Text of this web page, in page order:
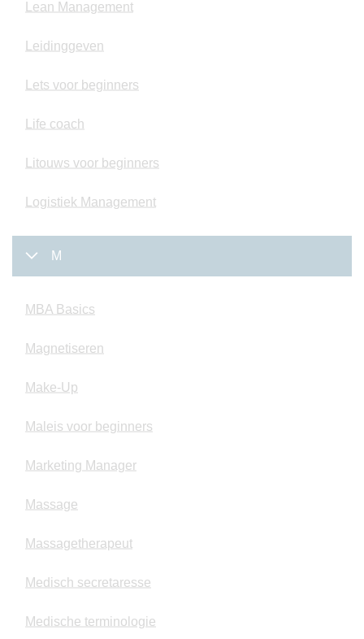
Lean Management
Leidinggeven
Lets voor beginners
Life coach
Litouws voor beginners
Logistiek Management
M
MBA Basics
Magnetiseren
Make-Up
Maleis voor beginners
Marketing Manager
Massage
Massagetherapeut
Medisch secretaresse
Medische terminologie